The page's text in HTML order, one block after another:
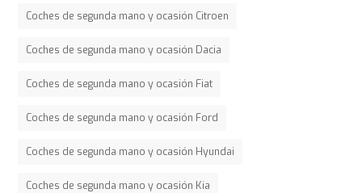
Coches de segunda mano y ocasión Citroen
Coches de segunda mano y ocasión Dacia
Coches de segunda mano y ocasión Fiat
Coches de segunda mano y ocasión Ford
Coches de segunda mano y ocasión Hyundai
Coches de segunda mano y ocasión Kia